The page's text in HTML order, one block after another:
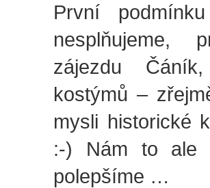
První
nesplňujeme,
zájezdu
kostýmů –
mysli historické
:-) Nám to ale
polepšíme …